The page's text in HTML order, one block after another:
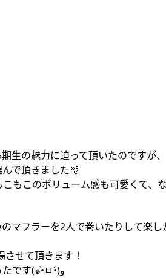
生の魅力に迫って頂いたのですが、
で頂きました🫧
もこのボリューム感も可愛くて、
マフラーを2人で巻いたりして楽し
せて頂きます！
お家の中や外での撮影もあってすごく楽しかったです(๑•̀ㅂ•́)و